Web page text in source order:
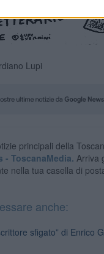
Lupi
principali della
- ToscanaMedia. Arriva
nella tua casella di
anche:
sfigato” di Enrico